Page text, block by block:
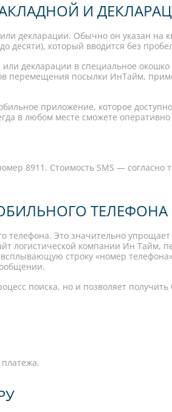
И
декларации. Обычно он указан на
десяти), который вводится без
декларации в специальное
перемещения посылки ИнТайм,
приложение, которое
в любом месте сможете
8911. Стоимость SMS —
ТЕЛЕФОНА
Это значительно упрощает
логистической компании Ин Тайм,
строку «номер
поиска, но и позволяет